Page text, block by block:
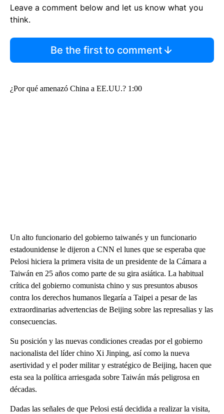
Leave a comment below and let us know what you
think.
Be the first to comment
¿Por qué amenazó China a EE.UU.? 1:00
Un alto funcionario del gobierno taiwanés y un funcionario
estadounidense le dijeron a CNN el lunes que se esperaba que
Pelosi hiciera la primera visita de un presidente de la Cámara a
Taiwán en 25 años como parte de su gira asiática. La habitual
crítica del gobierno comunista chino y sus presuntos abusos
contra los derechos humanos llegaría a Taipei a pesar de las
extraordinarias advertencias de Beijing sobre las represalias y las
consecuencias.
Su posición y las nuevas condiciones creadas por el gobierno
nacionalista del líder chino Xi Jinping, así como la nueva
asertividad y el poder militar y estratégico de Beijing, hacen que
esta sea la política arriesgada sobre Taiwán más peligrosa en
décadas.
Dadas las señales de que Pelosi está decidida a realizar la visita,